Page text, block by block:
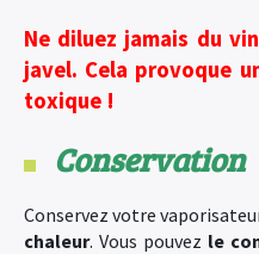
Ne diluez jamais du
javel. Cela provoque
toxique !
Conservation
Conservez votre
chaleur. Vous pouvez le